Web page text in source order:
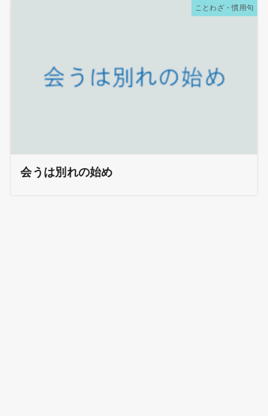
ことわざ・慣用句
会うは別れの始め